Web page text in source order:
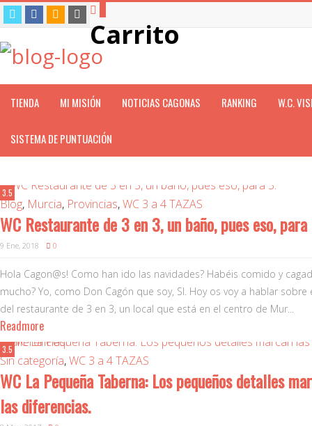
Carrito
TIENDA MI MISIÓN NOTICIAS CAGONAS RANKING W.C.
SISTEMA DE PUNTUACIÓN
3.5
Blog, Murcia, Provincias,WC 3 a 4 TAZAS
WC Restaurante de 3 en 3, un baño, pues eso,
9 Ene, 2018 0
Hola Cagon@s! Como han ido las navidades? Habéis comido y
mucho? Yo, como Don Cagón que soy, SI. Hoy os voy a hablar sobre
del restaurante de 3 en 3, un local que está en el centro de Mur...
Readmore
3.5
Sin categoría,WC 3 a 4 TAZAS
WC La Pequeña Taberna: Los pequeños detalles
las diferencias.